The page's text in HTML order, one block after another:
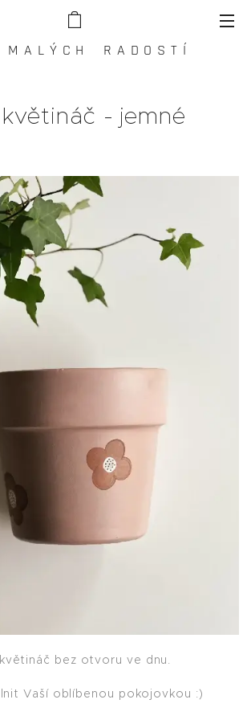
A L Ý C H R A D O S T Í
- jemné
bez otvoru ve dnu.
Vaší oblíbenou pokojovkou :)